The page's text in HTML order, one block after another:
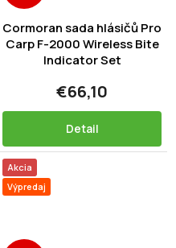
Cormoran sada hlásičů Pro
Carp F-2000 Wireless Bite
Indicator Set
€66,10
Detail
Akcia
Výpredaj